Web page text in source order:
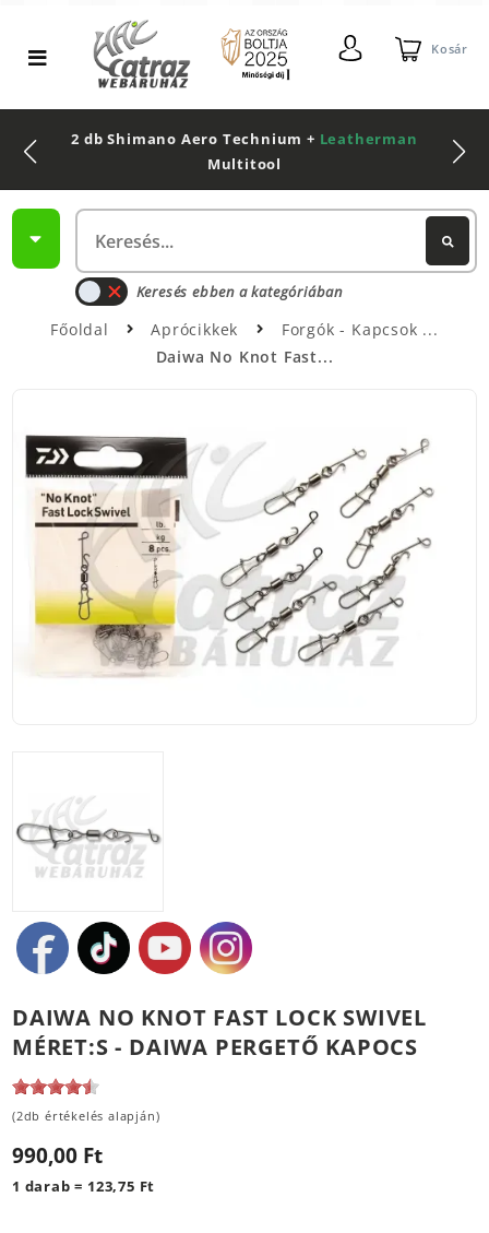
Kosár
2 db Shimano Aero Technium + Leatherman
Multitool
Keresés ebben a kategóriában
Főoldal Aprócikkek
Forgók - Kapcsok
Daiwa No Knot Fast...
DAIWA NO KNOT FAST LOCK SWIVEL
MÉRET:S - DAIWA PERGETŐ KAPOCS
(2db értékelés alapján)
990,00 Ft
1 darab = 123,75 Ft